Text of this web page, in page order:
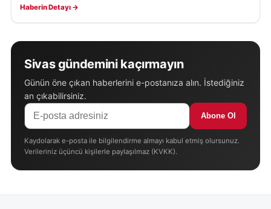
Haberin Detayı →
Sivas gündemini kaçırmayın
Günün öne çıkan haberlerini e-postanıza alın. İstediğiniz
an çıkabilirsiniz.
Abone Ol
Kaydolarak e-posta ile bilgilendirme almayı kabul etmiş olursunuz.
Verileriniz üçüncü kişilerle paylaşılmaz (KVKK).